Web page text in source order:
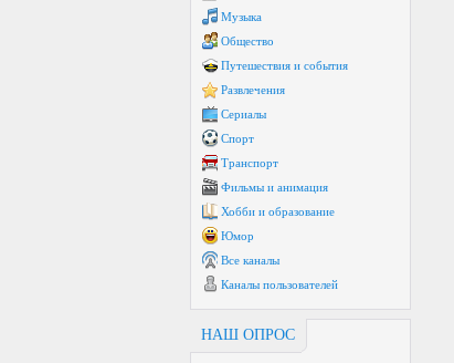
Музыка
Общество
Путешествия и события
Развлечения
Сериалы
Спорт
Транспорт
Фильмы и анимация
Хобби и образование
Юмор
Все каналы
Каналы пользователей
НАШ ОПРОС